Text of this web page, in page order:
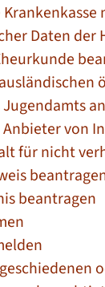
Daten der
von
für nicht
beantragen